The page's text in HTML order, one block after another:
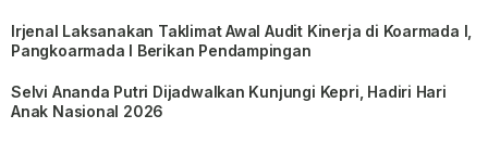
Irjenal Laksanakan Taklimat Awal Audit Kinerja di Koarmada I,
Pangkoarmada I Berikan Pendampingan
Selvi Ananda Putri Dijadwalkan Kunjungi Kepri, Hadiri Hari
Anak Nasional 2026